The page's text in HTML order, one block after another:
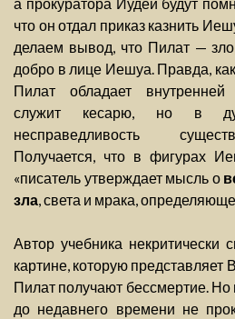
что он отдал приказ казнить
делаем вывод, что Пилат —
добро в лице Иешуа. Правда,
Пилат обладает внутренней
служит кесарю, но в
несправедливость
Получается, что в фигурах
«писатель утверждает мысль о
зла, света и мрака,
Автор учебника некритически
картине, которую
Пилат получают бессмертие. Но
до недавнего времени не